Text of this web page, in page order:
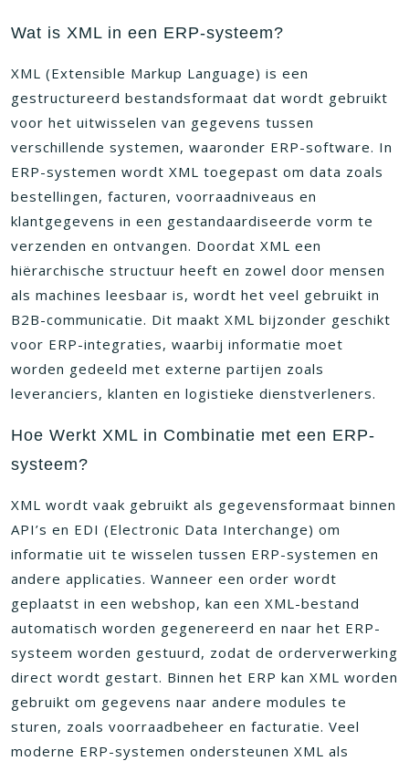
Wat is XML in een ERP-systeem?
XML (Extensible Markup Language) is een
gestructureerd bestandsformaat dat wordt gebruikt
voor het uitwisselen van gegevens tussen
verschillende systemen, waaronder ERP-software. In
ERP-systemen wordt XML toegepast om data zoals
bestellingen, facturen, voorraadniveaus en
klantgegevens in een gestandaardiseerde vorm te
verzenden en ontvangen. Doordat XML een
hiërarchische structuur heeft en zowel door mensen
als machines leesbaar is, wordt het veel gebruikt in
B2B-communicatie. Dit maakt XML bijzonder geschikt
voor ERP-integraties, waarbij informatie moet
worden gedeeld met externe partijen zoals
leveranciers, klanten en logistieke dienstverleners.
Hoe Werkt XML in Combinatie met een ERP-
systeem?
XML wordt vaak gebruikt als gegevensformaat binnen
API’s en EDI (Electronic Data Interchange) om
informatie uit te wisselen tussen ERP-systemen en
andere applicaties. Wanneer een order wordt
geplaatst in een webshop, kan een XML-bestand
automatisch worden gegenereerd en naar het ERP-
systeem worden gestuurd, zodat de orderverwerking
direct wordt gestart. Binnen het ERP kan XML worden
gebruikt om gegevens naar andere modules te
sturen, zoals voorraadbeheer en facturatie. Veel
moderne ERP-systemen ondersteunen XML als